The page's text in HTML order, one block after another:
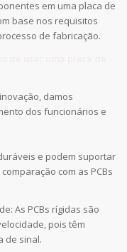
em uma placa de
base nos requisitos
de fabricação.
damos
dos funcionários e
e podem suportar
com as PCBs
As PCBs rígidas são
pois têm
de sinal.